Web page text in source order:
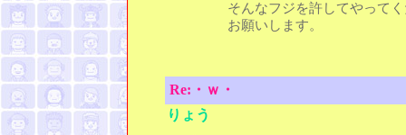
そんなフジを許してやって
お願いします。
Re:・ｗ・
りょう